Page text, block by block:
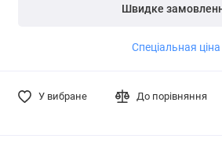
Швидке
Спеціальная ціна
частини платежу.
частини платежу.
У вибране До порівняння